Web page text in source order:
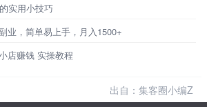
实用小技巧
业，简单易上手，月入1500+
店赚钱 实操教程
出自：集客圈小编Z